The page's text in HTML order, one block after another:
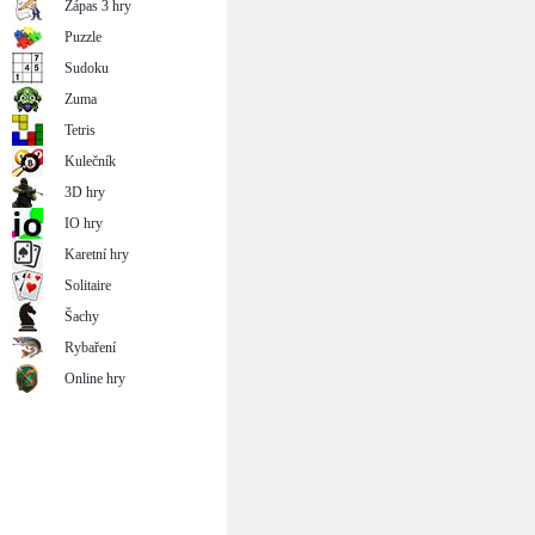
Zápas 3 hry
Puzzle
Sudoku
Zuma
Tetris
Kulečník
3D hry
IO hry
Karetní hry
Solitaire
Šachy
Rybaření
Online hry